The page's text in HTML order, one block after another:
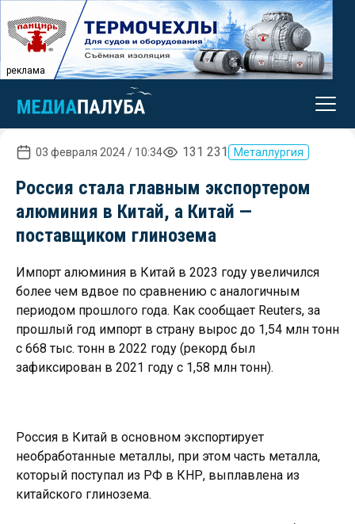
реклама
03 февраля 2024 / 10:34 131 231 Металлургия
Россия стала главным экспортером
алюминия в Китай, а Китай —
поставщиком глинозема
Импорт алюминия в Китай в 2023 году увеличился
более чем вдвое по сравнению с аналогичным
периодом прошлого года. Как сообщает Reuters, за
прошлый год импорт в страну вырос до 1,54 млн тонн
с 668 тыс. тонн в 2022 году (рекорд был
зафиксирован в 2021 году с 1,58 млн тонн).
Россия в Китай в основном экспортирует
необработанные металлы, при этом часть металла,
который поступал из РФ в КНР, выплавлена ​​из
китайского глинозема.